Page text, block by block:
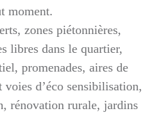
moment.
zones piétonnières,
libres dans le quartier,
promenades, aires de
voies d’éco sensibilisation,
rénovation rurale, jardins